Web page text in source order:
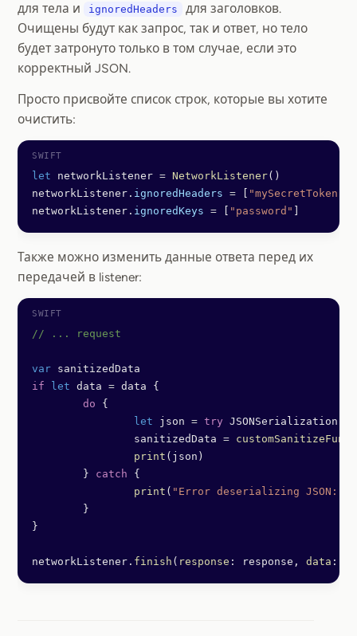
для тела и ignoredHeaders
для заголовков.
Очищены будут как запрос, так и ответ, но тело
будет затронуто только в том случае, если это
корректный JSON.
Просто присвойте список строк, которые вы хотите
очистить:
let networkListener = NetworkListener()
networkListener. ignoredHeaders = "mySecretToken"
networkListener. ignoredKeys = "password"
Также можно изменить данные ответа перед их
передачей в listener:
// ... request
var sanitizedData
if let data = data {
	do
{
		let
json = try JSONSerialization.
		sanitizedData
=
		print
(json)
	}
catch {
		print
( "Error deserializing JSON:
	}
}
networkListener. finish ( response : response, data :